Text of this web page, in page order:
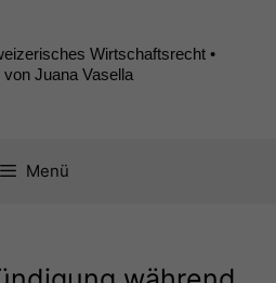
Wirtschaftsrecht •
von Juana Vasella
Menü